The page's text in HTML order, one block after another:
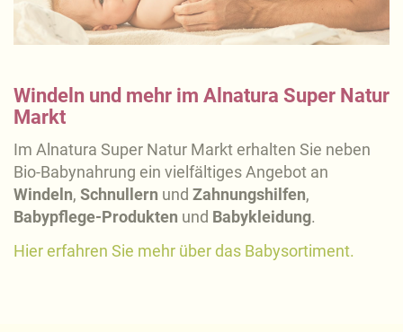
Windeln und mehr im Alnatura Super Natur
Markt
Im Alnatura Super Natur Markt erhalten Sie neben
Bio-Babynahrung ein vielfältiges Angebot an
Windeln, Schnullern und Zahnungshilfen,
Babypflege-Produkten und Babykleidung.
Hier erfahren Sie mehr über das Babysortiment.